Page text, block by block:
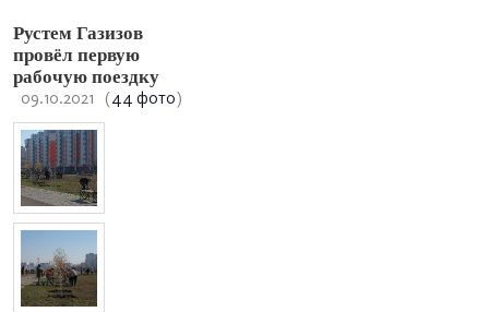
Рустем Газизов
провёл первую
рабочую поездку
09.10.2021 (44 фото)